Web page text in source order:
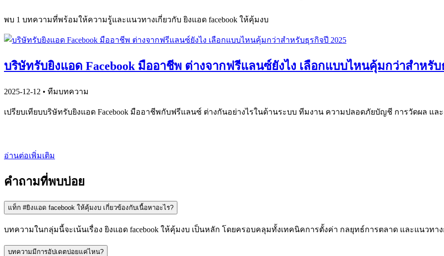
พบ 1 บทความที่พร้อมให้ความรู้และแนวทางเกี่ยวกับ ยิงแอด facebook ให้คุ้มงบ
บริษัทรับยิงแอด Facebook มืออาชีพ ต่างจากฟรีแลนซ์ยังไง เลือกแบบไหนคุ้มกว่าสำหรับ
2025-12-12 • ทีมบทความ
เปรียบเทียบบริษัทรับยิงแอด Facebook มืออาชีพกับฟรีแลนซ์ ต่างกันอย่างไรในด้านระบบ ทีมงาน ความปลอดภัยบัญชี การวัดผล แ
อ่านต่อเพิ่มเติม
คำถามที่พบบ่อย
แท็ก #ยิงแอด facebook ให้คุ้มงบ เกี่ยวข้องกับเนื้อหาอะไร?
บทความในกลุ่มนี้จะเน้นเรื่อง ยิงแอด facebook ให้คุ้มงบ เป็นหลัก โดยครอบคลุมทั้งเทคนิคการตั้งค่า กลยุทธ์การตลาด และแนวทา
บทความมีการอัปเดตบ่อยแค่ไหน?